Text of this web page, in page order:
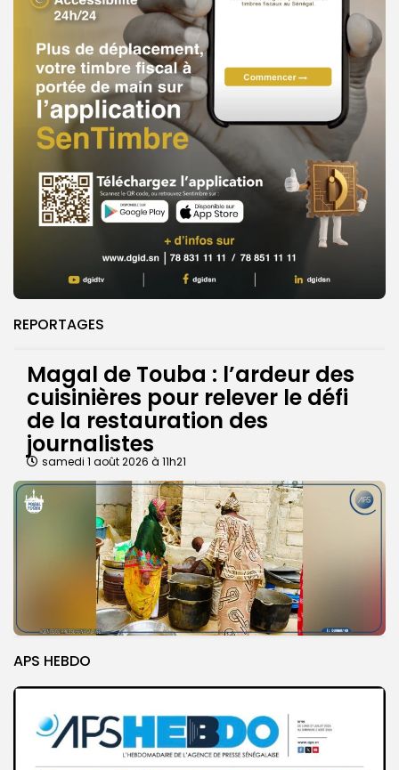
REPORTAGES
Magal de Touba : l’ardeur des
cuisinières pour relever le défi
de la restauration des
journalistes
samedi 1 août 2026 à 11h21
APS HEBDO